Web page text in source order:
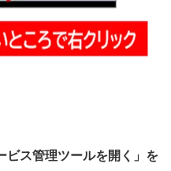
ビス管理ツールを開く」を